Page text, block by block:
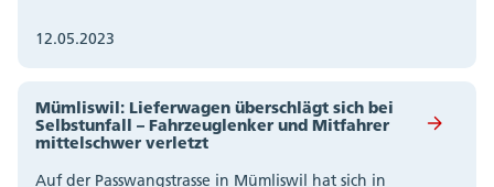
12.05.2023
Mümliswil: Lieferwagen überschlägt sich bei
Selbstunfall – Fahrzeuglenker und Mitfahrer
mittelschwer verletzt
Auf der Passwangstrasse in Mümliswil hat sich in